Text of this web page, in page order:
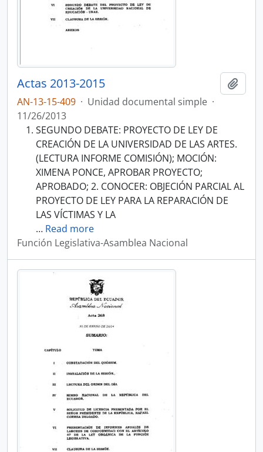
Actas 2013-2015
AN-13-15-409 · Unidad documental simple ·
11/26/2013
SEGUNDO DEBATE: PROYECTO DE LEY DE
CREACIÓN DE LA UNIVERSIDAD DE LAS ARTES.
(LECTURA INFORME COMISIÓN); MOCIÓN:
XIMENA PONCE, APROBAR PROYECTO;
APROBADO; 2. CONOCER: OBJECIÓN PARCIAL AL
PROYECTO DE LEY PARA LA REPARACIÓN DE
LAS VÍCTIMAS Y LA
… Read more
Función Legislativa-Asamblea Nacional